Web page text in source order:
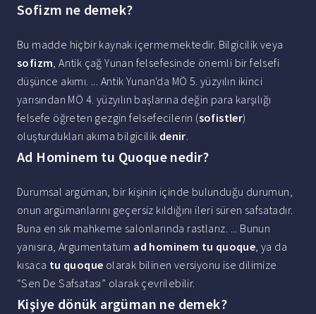
Sofizm ne demek?
Bu madde hiçbir kaynak içermemektedir. Bilgicilik veya
sofizm, Antik çağ Yunan felsefesinde önemli bir felsefi
düşünce akımı. ... Antik Yunan'da MÖ 5. yüzyılın ikinci
yarısından MÖ 4. yüzyılın başlarına değin para karşılığı
felsefe öğreten gezgin felsefecilerin (sofistler)
oluşturdukları akıma bilgicilik denir.
Ad Hominem tu Quoque nedir?
Durumsal argüman, bir kişinin içinde bulunduğu durumun,
onun argümanlarını geçersiz kıldığını ileri süren safsatadır.
Buna en sık mahkeme salonlarında rastlarız. ... Bunun
yanısıra, Argumentatum ad hominem tu quoque, ya da
kısaca tu quoque olarak bilinen versiyonu ise dilimize
“Sen De Safsatası” olarak çevrilebilir.
Kişiye dönük argüman ne demek?